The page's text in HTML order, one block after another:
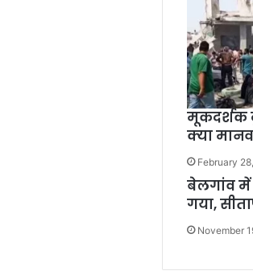
मूकदर्शक
क्या
February
बेलगांव में
गया,
November